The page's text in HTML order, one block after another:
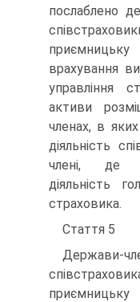
послаблено
врахування
управління
активи
членах, в
діяльність
члені, де
діяльність
страховика.
Стаття 5
Держави-
приємницьку